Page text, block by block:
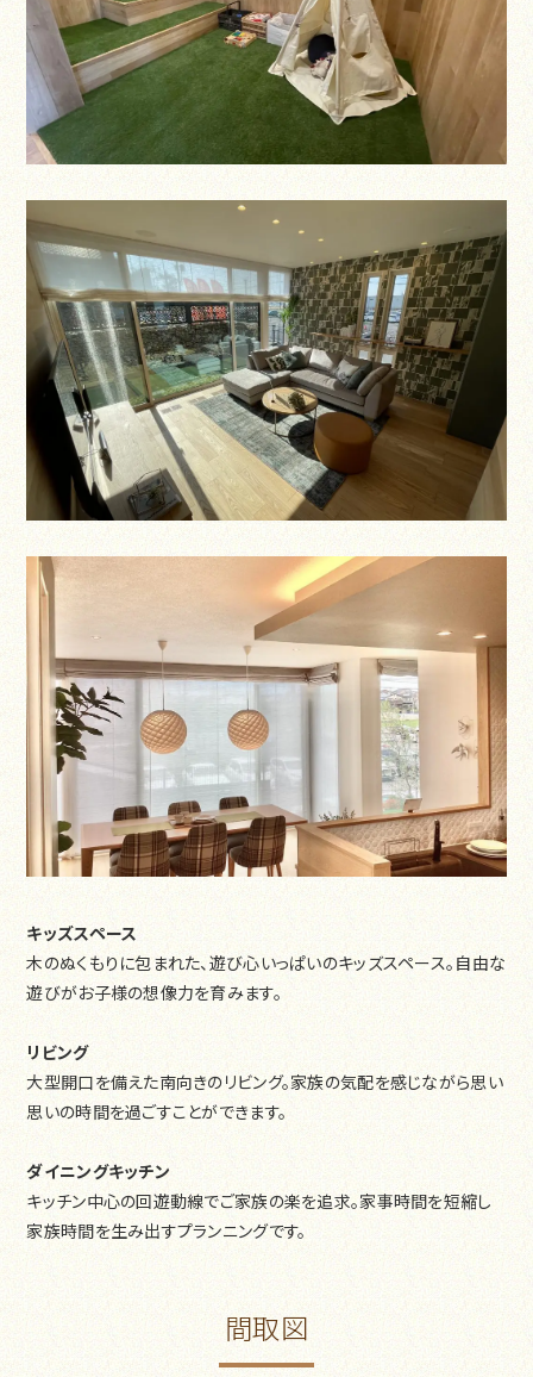
キッズスペース
木のぬくもりに包まれた、遊び心いっぱいのキッズスペース。自由な
遊びがお子様の想像力を育みます。
リビング
大型開口を備えた南向きのリビング。家族の気配を感じながら思い
思いの時間を過ごすことができます。
ダイニングキッチン
キッチン中心の回遊動線でご家族の楽を追求。家事時間を短縮し
家族時間を生み出すプランニングです。
間取図